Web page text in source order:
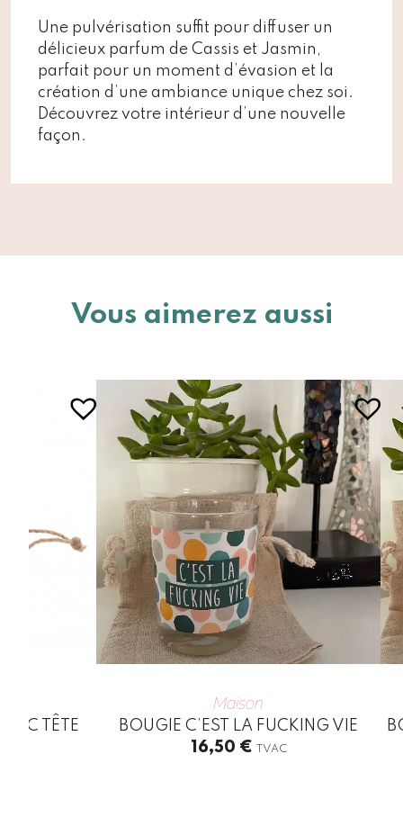
Une pulvérisation suffit pour diffuser un
délicieux parfum de Cassis et Jasmin,
parfait pour un moment d’évasion et la
création d’une ambiance unique chez soi.
Découvrez votre intérieur d’une nouvelle
façon.
Vous aimerez aussi
TÊTE
Maison
BOUGIE C’EST LA FUCKING VIE
16,50 € TVAC